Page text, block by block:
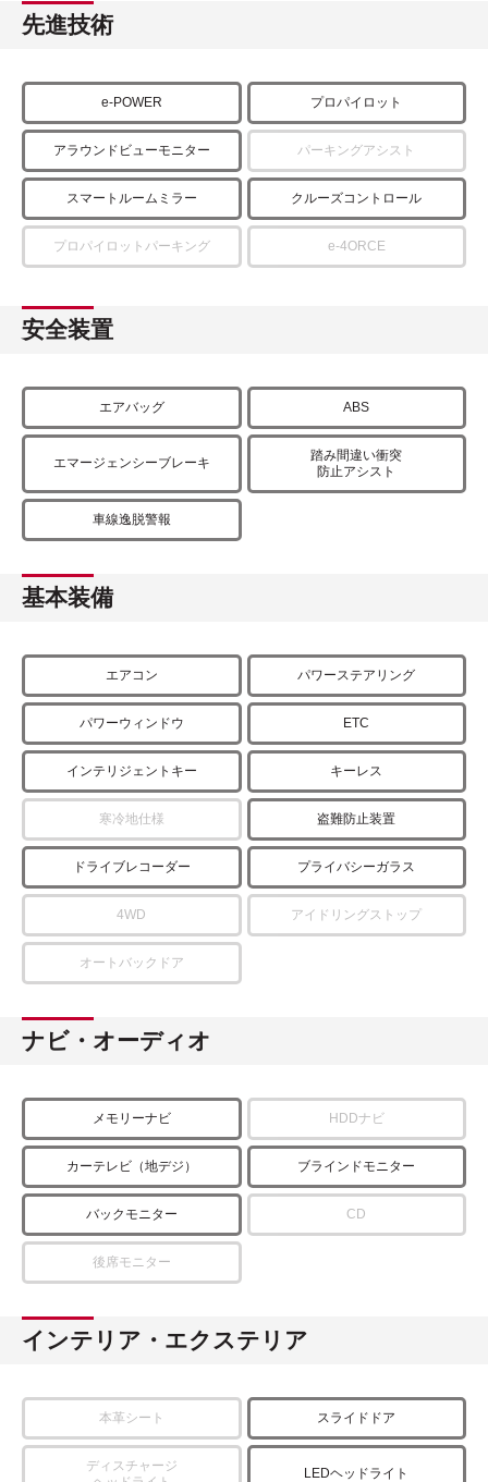
先進技術
e-POWER プロパイロット
アラウンドビューモニター パーキングアシスト
スマートルームミラー クルーズコントロール
プロパイロットパーキング e-4ORCE
安全装置
エアバッグ ABS
エマージェンシーブレーキ
踏み間違い衝突
防止アシスト
車線逸脱警報
基本装備
エアコン パワーステアリング
パワーウィンドウ ETC
インテリジェントキー キーレス
寒冷地仕様 盗難防止装置
ドライブレコーダー プライバシーガラス
4WD アイドリングストップ
オートバックドア
ナビ・オーディオ
メモリーナビ HDDナビ
カーテレビ（地デジ） ブラインドモニター
バックモニター CD
後席モニター
インテリア・エクステリア
本革シート スライドドア
ディスチャージ
LEDヘッドライト